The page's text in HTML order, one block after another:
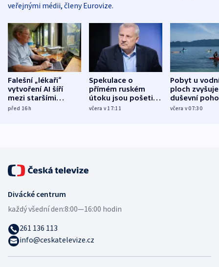
veřejnými médii, členy Eurovize.
Falešní „lékaři“
vytvoření AI šíří
mezi staršími
Poláky nebezpečné
před 16h
Spekulace o
přímém ruském
útoku jsou pošetilé,
míní estonský
včera v 17:11
Pobyt u
ploch zvyšuje
duševní
ukázala
včera v 07:30
Divácké centrum
každý všední den:8:00—16:00 hodin
261 136 113
info@ceskatelevize.cz